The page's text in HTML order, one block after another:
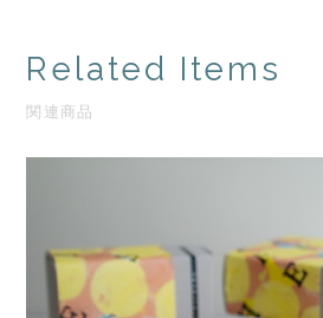
Related Items
関連商品